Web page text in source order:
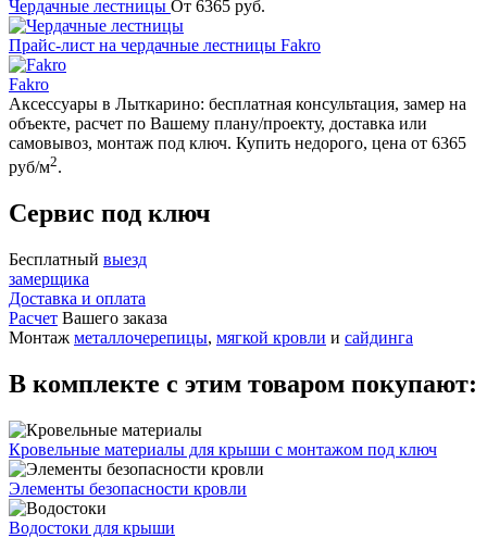
Чердачные лестницы От 6365 руб.
Прайс-лист на чердачные лестницы Fakro
Fakro
Аксессуары в Лыткарино: бесплатная консультация, замер на
объекте, расчет по Вашему плану/проекту, доставка или
самовывоз, монтаж под ключ. Купить недорого, цена от 6365
руб/м2.
Сервис под ключ
Бесплатный выезд
замерщика
Доставка и оплата
Расчет Вашего заказа
Монтаж металлочерепицы, мягкой кровли и сайдинга
В комплекте с этим товаром покупают:
Кровельные материалы для крыши с монтажом под ключ
Элементы безопасности кровли
Водостоки для крыши